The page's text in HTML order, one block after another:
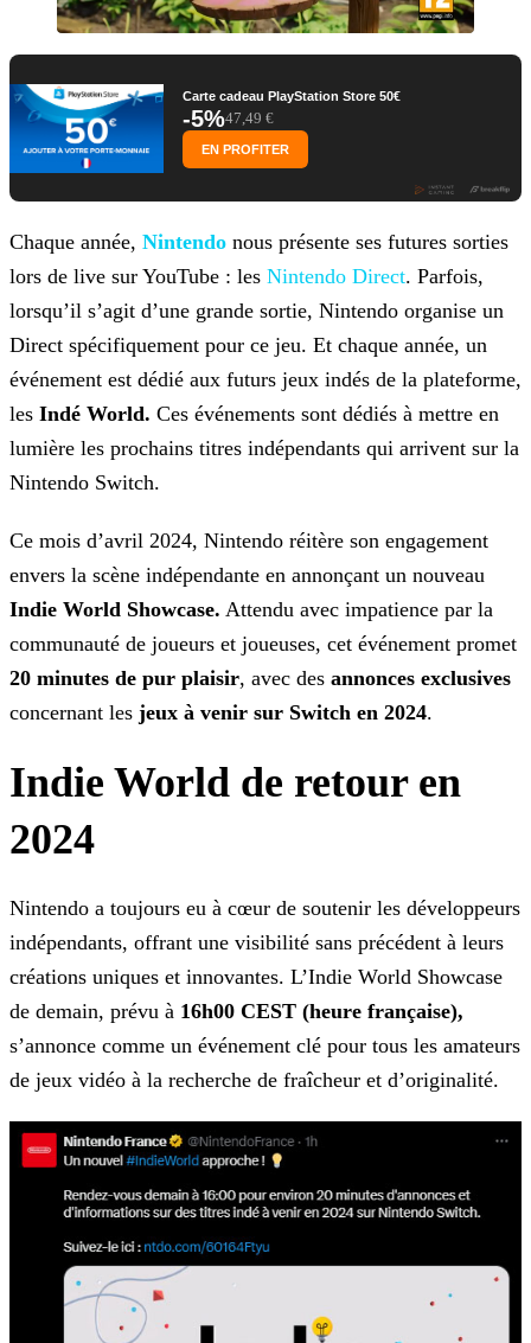
Carte cadeau PlayStation Store 50€
-5%47,49 €
EN PROFITER
Chaque année, Nintendo nous présente ses futures sorties
lors de live sur YouTube : les Nintendo Direct. Parfois,
lorsqu’il s’agit d’une grande sortie, Nintendo organise un
Direct spécifiquement pour ce jeu. Et chaque année, un
événement est dédié aux futurs jeux indés de la plateforme,
les Indé World. Ces événements sont dédiés à mettre en
lumière les prochains titres indépendants qui arrivent sur la
Nintendo Switch.
Ce mois d’avril 2024, Nintendo réitère son engagement
envers la scène indépendante en annonçant un nouveau
Indie World Showcase. Attendu avec impatience par la
communauté de joueurs et joueuses, cet événement promet
20 minutes de pur plaisir, avec des annonces exclusives
concernant les jeux à venir sur Switch en 2024.
Indie World de retour en
2024
Nintendo a toujours eu à cœur de soutenir les développeurs
indépendants, offrant une visibilité sans précédent à leurs
créations uniques et innovantes. L’Indie World Showcase
de demain, prévu à 16h00 CEST (heure française),
s’annonce comme un événement clé pour tous les amateurs
de jeux vidéo à la recherche de fraîcheur et d’originalité.